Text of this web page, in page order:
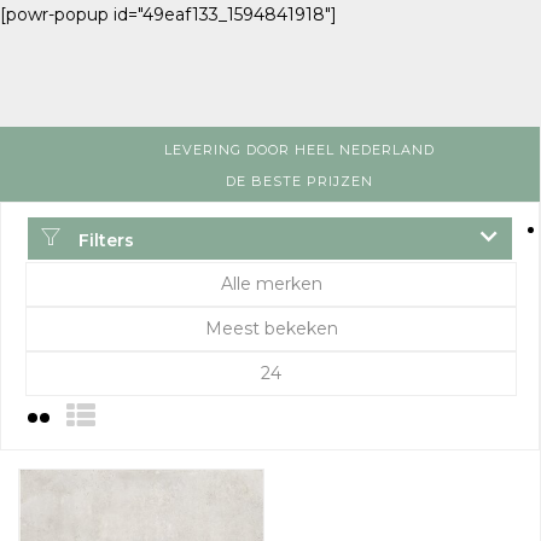
[powr-popup id="49eaf133_1594841918"]
LEVERING DOOR HEEL NEDERLAND
DE BESTE PRIJZEN
Filters
Alle merken
Meest bekeken
24